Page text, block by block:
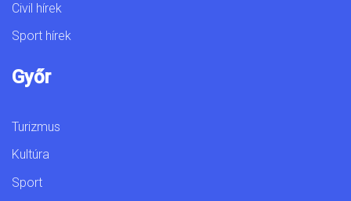
Civil hírek
Sport hírek
Győr
Turizmus
Kultúra
Sport